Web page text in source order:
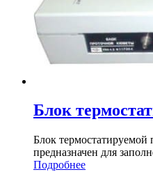
Блок
Блок
предназначен для
Подробнее